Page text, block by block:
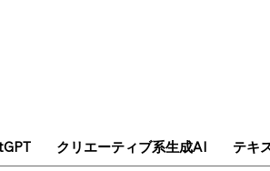
クリエーティブ系生成AI テキ